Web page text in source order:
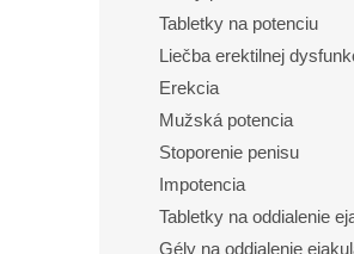
Tabletky na potenciu
Liečba erektilnej
Erekcia
Mužská potencia
Stoporenie penisu
Impotencia
Tabletky na oddialenie
Gély na oddialenie